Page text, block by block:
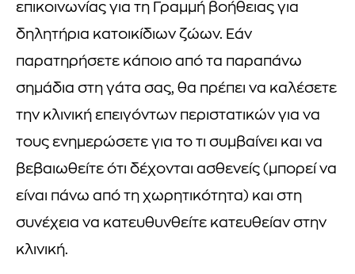
επικοινωνίας για τη Γραμμή βοήθειας για
δηλητήρια κατοικίδιων ζώων. Εάν
παρατηρήσετε κάποιο από τα παραπάνω
σημάδια στη γάτα σας, θα πρέπει να καλέσετε
την κλινική επειγόντων περιστατικών για να
τους ενημερώσετε για το τι συμβαίνει και να
βεβαιωθείτε ότι δέχονται ασθενείς (μπορεί να
είναι πάνω από τη χωρητικότητα) και στη
συνέχεια να κατευθυνθείτε κατευθείαν στην
κλινική.